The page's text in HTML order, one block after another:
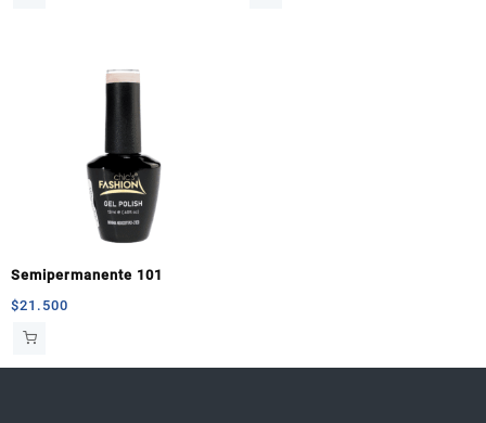
Semipermanente 101
$21.500